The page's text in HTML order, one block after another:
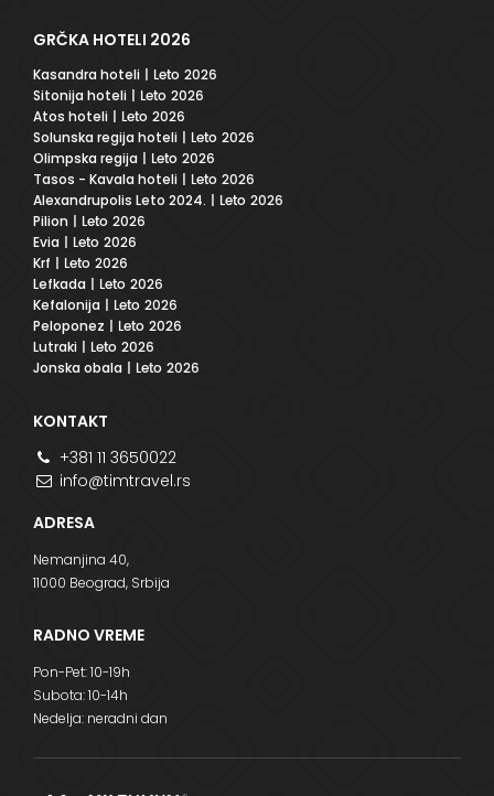
GRČKA HOTELI 2026
Kasandra hoteli | Leto 2026
Sitonija hoteli | Leto 2026
Atos hoteli | Leto 2026
Solunska regija hoteli | Leto 2026
Olimpska regija | Leto 2026
Tasos - Kavala hoteli | Leto 2026
Alexandrupolis Leto 2024. | Leto 2026
Pilion | Leto 2026
Evia | Leto 2026
Krf | Leto 2026
Lefkada | Leto 2026
Kefalonija | Leto 2026
Peloponez | Leto 2026
Lutraki | Leto 2026
Jonska obala | Leto 2026
KONTAKT
+381 11 3650022
info@timtravel.rs
ADRESA
Nemanjina 40,
11000 Beograd, Srbija
RADNO VREME
Pon-Pet: 10-19h
Subota: 10-14h
Nedelja: neradni dan